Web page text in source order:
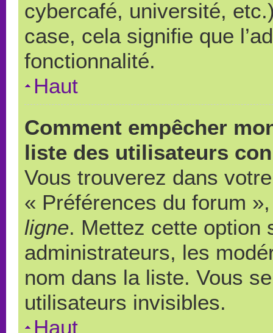
cybercafé, université,
case, cela signifie que
fonctionnalité.
Haut
Comment empêcher
liste des utilisateurs
Vous trouverez dans
« Préférences du forum
ligne. Mettez cette option
administrateurs, les
nom dans la liste. Vous
utilisateurs invisibles.
Haut